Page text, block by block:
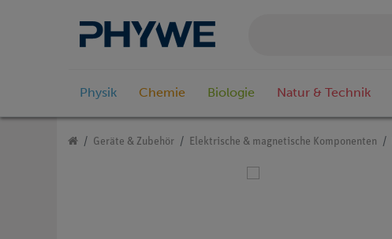
Physik Chemie Biologie Natur & Technik
Geräte & Zubehör Elektrische & magnetische Komponenten